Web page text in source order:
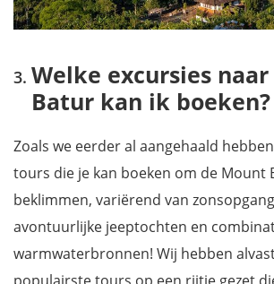
Welke excursies
Batur kan ik boeken?
Zoals we eerder al aangehaald
tours die je kan boeken om de Mount
beklimmen, variërend van
avontuurlijke jeeptochten en
warmwaterbronnen! Wij hebben